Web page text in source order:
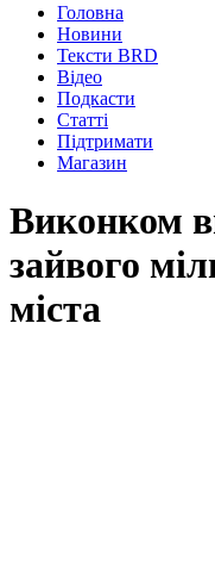
Головна
Новини
Тексти BRD
Відео
Подкасти
Статті
Підтримати
Магазин
Виконком
зайвого
міста